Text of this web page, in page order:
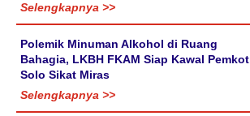
Selengkapnya >>
Polemik Minuman Alkohol di Ruang
Bahagia, LKBH FKAM Siap Kawal Pemkot
Solo Sikat Miras
Selengkapnya >>